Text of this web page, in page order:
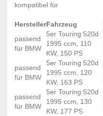
kompatibel für
HerstellerFahrzeug
passend
für BMW
5er Touring 520d
1995 ccm, 110
KW, 150 PS
passend
für BMW
5er Touring 520d
1995 ccm, 120
KW, 163 PS
passend
für BMW
5er Touring 520d
1995 ccm, 130
KW, 177 PS